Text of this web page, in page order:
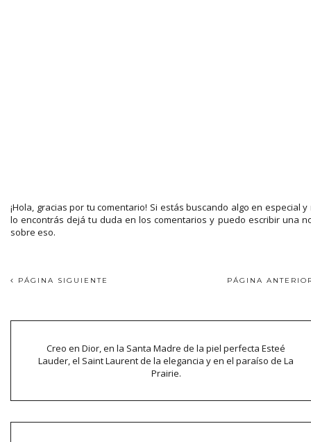
¡Hola, gracias por tu comentario! Si estás buscando algo en especial y
lo encontrás dejá tu duda en los comentarios y puedo escribir una
sobre eso.
PÁGINA SIGUIENTE PÁGINA
Creo en Dior, en la Santa Madre de la piel perfecta Esteé
Lauder, el Saint Laurent de la elegancia y en el paraíso de La
Prairie.